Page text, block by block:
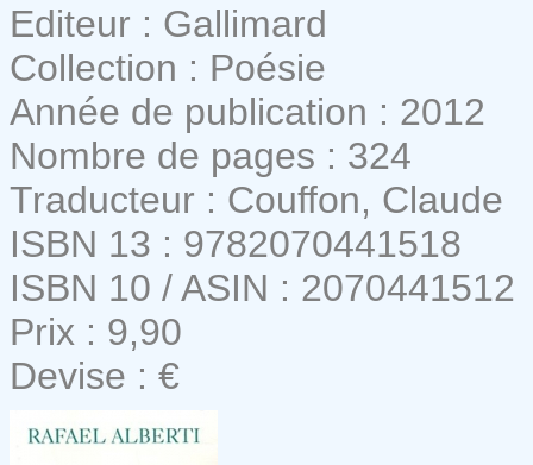
Editeur : Gallimard
Collection : Poésie
Année de publication : 2012
Nombre de pages : 324
Traducteur : Couffon, Claude
ISBN 13 : 9782070441518
ISBN 10 / ASIN : 2070441512
Prix : 9,90
Devise : €